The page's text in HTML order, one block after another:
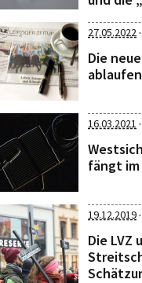
27.05.2022·
Die
16.03.2021 ·
fängt im
19.12.2019·
Die LVZ